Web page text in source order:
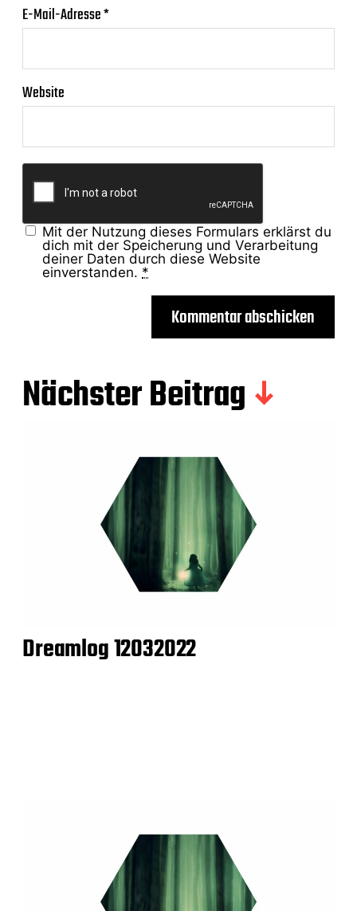
E-Mail-Adresse*
Website
Mit der Nutzung dieses Formulars erklärst du
dich mit der Speicherung und Verarbeitung
deiner Daten durch diese Website
einverstanden. *
Nächster Beitrag
Dreamlog 12032022